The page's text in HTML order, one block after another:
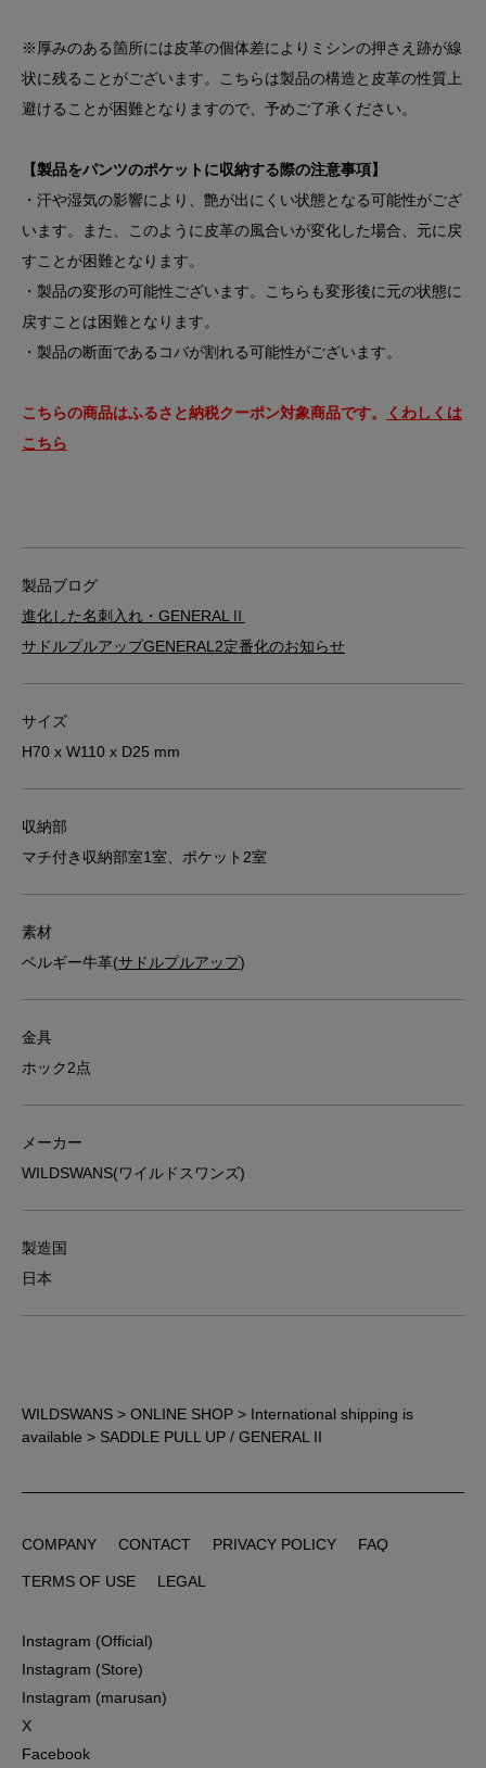
※厚みのある箇所には皮革の個体差によりミシンの押さえ跡が線
状に残ることがございます。こちらは製品の構造と皮革の性質上
避けることが困難となりますので、予めご了承ください。
【製品をパンツのポケットに収納する際の注意事項】
・汗や湿気の影響により、艶が出にくい状態となる可能性がござ
います。また、このように皮革の風合いが変化した場合、元に戻
すことが困難となります。
・製品の変形の可能性ございます。こちらも変形後に元の状態に
戻すことは困難となります。
・製品の断面であるコバが割れる可能性がございます。
こちらの商品はふるさと納税クーポン対象商品です。
くわしくは
こちら
製品ブログ
進化した名刺入れ・GENERALⅡ
サドルプルアップGENERAL2定番化のお知らせ
サイズ
H70 x W110 x D25 mm
収納部
マチ付き収納部室1室、ポケット2室
素材
ベルギー牛革(サドルプルアップ)
金具
ホック2点
メーカー
WILDSWANS(ワイルドスワンズ)
製造国
日本
WILDSWANS > ONLINE SHOP > International shipping is
available > SADDLE PULL UP / GENERAL II
COMPANY
CONTACT
PRIVACY POLICY
FAQ
TERMS OF USE
LEGAL
Instagram (Official)
Instagram (Store)
Instagram (marusan)
X
Facebook